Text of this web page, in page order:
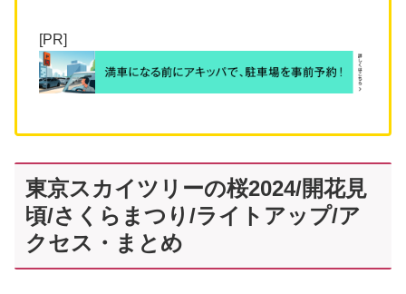
[PR]
東京スカイツリーの桜2024/開花見
頃/さくらまつり/ライトアップ/ア
クセス・まとめ